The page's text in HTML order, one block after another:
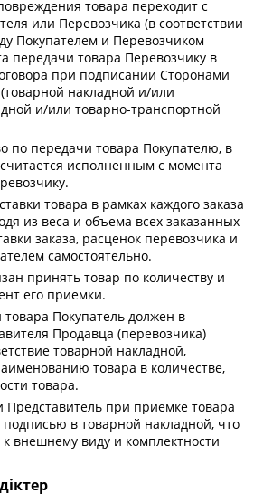
товара переходит с
или Перевозчика (в соответствии
Покупателем и Перевозчиком
передачи товара Перевозчику в
при подписании Сторонами
накладной и/или
и/или товарно-транспортной
по передачи товара Покупателю, в
исполненным с момента
товара в рамках каждого заказа
из веса и объема всех заказанных
заказа, расценок перевозчика и
самостоятельно.
принять товар по количеству и
его приемки.
Покупатель должен в
Продавца (перевозчика)
товарной накладной,
товара в количестве,
товара.
Представитель при приемке товара
подписью в товарной накладной, что
внешнему виду и комплектности